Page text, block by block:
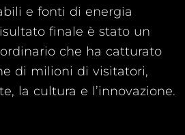
e fonti di energia
finale è stato un
che ha catturato
di milioni di visitatori,
la cultura e l’innovazione.